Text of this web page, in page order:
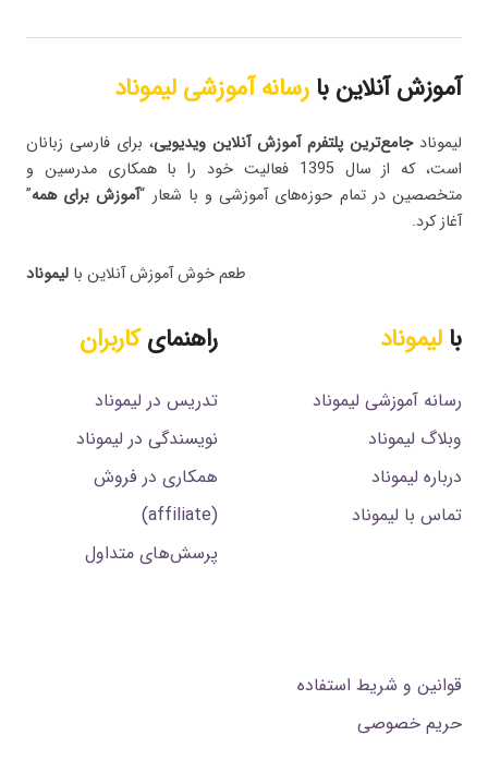
آموزش آنلاین بارسانه آموزشی لیموناد
لیمونادجامع‌ترین پلتفرم‌ آموزش آنلاین ویدیویی، برای فارسی زبانان
است، که از سال 1395 فعالیت خود را با همکاری مدرسین و
متخصصین در تمام حوزه‌های آموزشی و با شعار “آموزش برای همه”
آغاز کرد.
طعم خوش آموزش آنلاین با لیموناد
بالیموناد
رسانه آموزشی لیموناد
وبلاگ لیموناد
درباره لیموناد
تماس با لیموناد
راهنمایکاربران
تدریس در لیموناد
نویسندگی در لیموناد
همکاری در فروش
(affiliate)
پرسش‌های متداول
قوانین و شریط استفاده
حریم خصوصی